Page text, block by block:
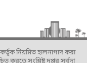
নিয়মিত হালনাগাদ করা
করতে সংশ্লিষ্ট দপ্তর সর্বদা